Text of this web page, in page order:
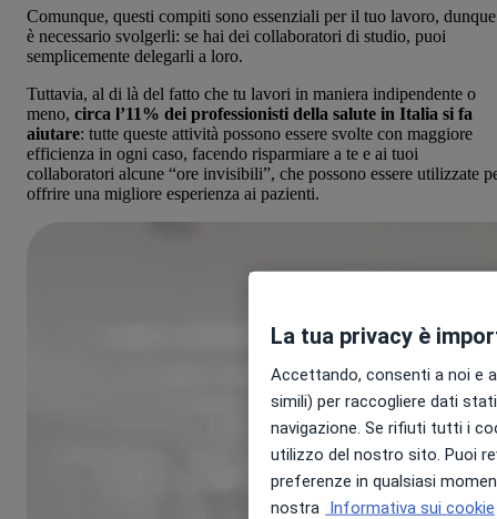
Comunque, questi compiti sono essenziali per il tuo lavoro, dunque
è necessario svolgerli: se hai dei collaboratori di studio, puoi
semplicemente delegarli a loro.
Tuttavia, al di là del fatto che tu lavori in maniera indipendente o
meno, circa l’11% dei professionisti della salute in Italia si fa
aiutare: tutte queste attività possono essere svolte con maggiore
efficienza in ogni caso, facendo risparmiare a te e ai tuoi
collaboratori alcune “ore invisibili”, che possono essere utilizzate
offrire una migliore esperienza ai pazienti.
La tua privacy è
Accettando, consenti a noi e
simili) per raccogliere dati
navigazione. Se rifiuti tutti i
utilizzo del nostro sito. Puoi
preferenze in qualsiasi
nostra Informativa sui cookie